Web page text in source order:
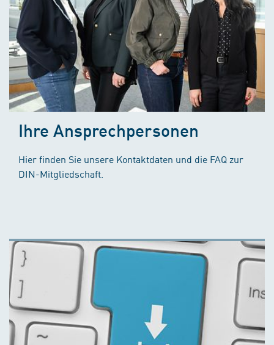
Ihre Ansprechpersonen
Hier finden Sie unsere Kontaktdaten und die FAQ zur
DIN-Mitgliedschaft.